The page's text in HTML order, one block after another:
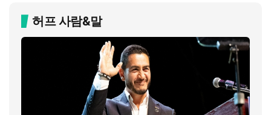
허프 사람&말